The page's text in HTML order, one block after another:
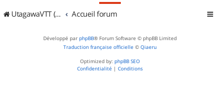
UtagawaVTT (Randos VTT et VTTAE avec traces GPS) Accueil forum
Développé par phpBB® Forum Software © phpBB Limited
Traduction française officielle © Qiaeru
Optimized by: phpBB SEO
Confidentialité | Conditions